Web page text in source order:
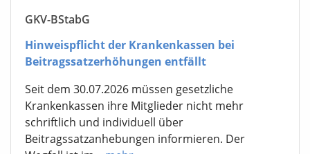
GKV-BStabG
Hinweispflicht der Krankenkassen bei
Beitragssatzerhöhungen entfällt
Seit dem 30.07.2026 müssen gesetzliche
Krankenkassen ihre Mitglieder nicht mehr
schriftlich und individuell über
Beitragssatzanhebungen informieren. Der